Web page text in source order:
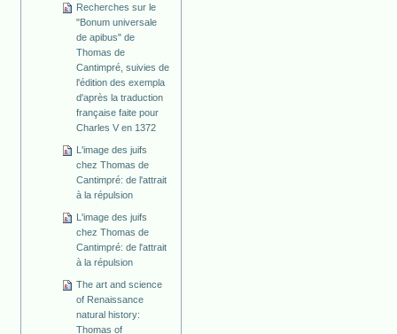
Recherches sur le
"Bonum universale
de apibus" de
Thomas de
Cantimpré, suivies de
l'édition des exempla
d'après la traduction
française faite pour
Charles V en 1372
L'image des juifs
chez Thomas de
Cantimpré: de l'attrait
à la répulsion
L'image des juifs
chez Thomas de
Cantimpré: de l'attrait
à la répulsion
The art and science
of Renaissance
natural history:
Thomas of